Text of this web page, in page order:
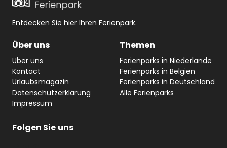
Entdecken Sie hier Ihren Ferienpark.
Über uns
Über uns
Kontact
Urlaubsmagazin
Datenschutzerklärung
Impressum
Themen
Ferienparks in Niederlande
Ferienparks in Belgien
Ferienparks in Deutschland
Alle Ferienparks
Folgen Sie uns